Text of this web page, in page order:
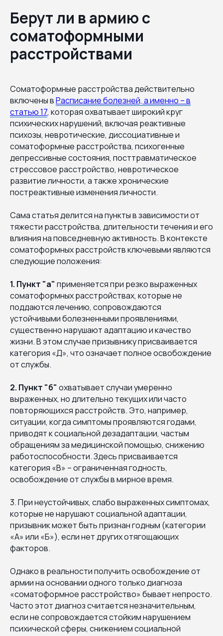
Берут ли в армию с
соматоформными
расстройствами
Соматоформные расстройства действительно
включены вРасписание болезней, а именно – в
статью 17, которая охватывает широкий круг
психических нарушений, включая реактивные
психозы, невротические, диссоциативные и
соматоформные расстройства, психогенные
депрессивные состояния, посттравматическое
стрессовое расстройство, невротическое
развитие личности, а также хронические
постреактивные изменения личности.
Сама статья делится на пункты в зависимости от
тяжести расстройства, длительности течения и его
влияния на повседневную активность. В контексте
соматоформных расстройств ключевыми являются
следующие положения:
1. Пункт "а" применяется при резко выраженных
соматоформных расстройствах, которые не
поддаются лечению, сопровождаются
устойчивыми болезненными проявлениями,
существенно нарушают адаптацию и качество
жизни. В этом случае призывнику присваивается
категория «Д», что означает полное освобождение
от службы.
2. Пункт "б" охватывает случаи умеренно
выраженных, но длительно текущих или часто
повторяющихся расстройств. Это, например,
ситуации, когда симптомы проявляются годами,
приводят к социальной дезадаптации, частым
обращениям за медицинской помощью, снижению
работоспособности. Здесь присваивается
категория «В» – ограниченная годность,
освобождение от службы в мирное время.
3. При неустойчивых, слабо выраженных симптомах,
которые не нарушают социальной адаптации,
призывник может быть признан годным (категории
«А» или «Б»), если нет других отягощающих
факторов.
Однако в реальности получить освобождение от
армии на основании одного только диагноза
«соматоформное расстройство» бывает непросто.
Часто этот диагноз считается незначительным,
если не сопровождается стойким нарушением
психической сферы, снижением социальной